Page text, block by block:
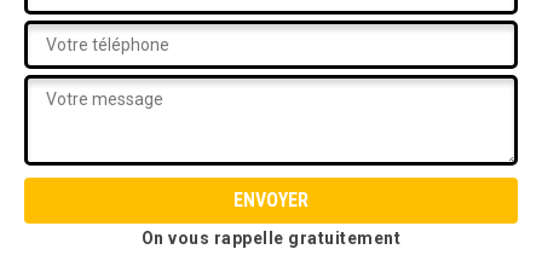
On vous rappelle gratuitement